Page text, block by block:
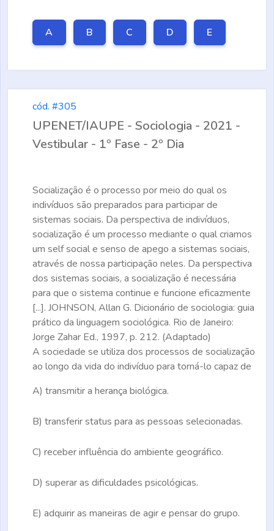
A B C D E
cód. #305
UPENET/IAUPE - Sociologia - 2021 -
Vestibular - 1º Fase - 2º Dia
Socialização é o processo por meio do qual os
indivíduos são preparados para participar de
sistemas sociais. Da perspectiva de indivíduos,
socialização é um processo mediante o qual criamos
um self social e senso de apego a sistemas sociais,
através de nossa participação neles. Da perspectiva
dos sistemas sociais, a socialização é necessária
para que o sistema continue e funcione eficazmente
[...]. JOHNSON, Allan G. Dicionário de sociologia: guia
prático da linguagem sociológica. Rio de Janeiro:
Jorge Zahar Ed., 1997, p. 212. (Adaptado)
A sociedade se utiliza dos processos de socialização
ao longo da vida do indivíduo para torná-lo capaz de
A) transmitir a herança biológica.
B) transferir status para as pessoas selecionadas.
C) receber influência do ambiente geográfico.
D) superar as dificuldades psicológicas.
E) adquirir as maneiras de agir e pensar do grupo.